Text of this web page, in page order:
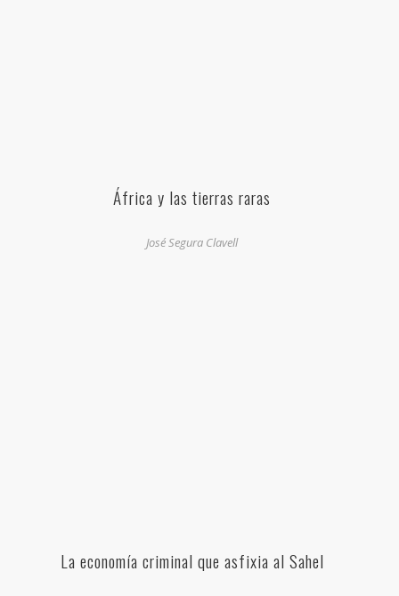
África y las tierras raras
José Segura Clavell
La economía criminal que asfixia al Sahel